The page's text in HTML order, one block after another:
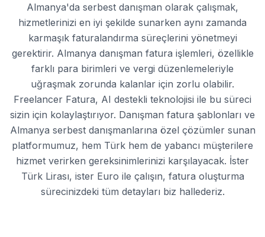
Almanya'da serbest danışman olarak çalışmak,
hizmetlerinizi en iyi şekilde sunarken aynı zamanda
karmaşık faturalandırma süreçlerini yönetmeyi
gerektirir. Almanya danışman fatura işlemleri, özellikle
farklı para birimleri ve vergi düzenlemeleriyle
uğraşmak zorunda kalanlar için zorlu olabilir.
Freelancer Fatura, AI destekli teknolojisi ile bu süreci
sizin için kolaylaştırıyor. Danışman fatura şablonları ve
Almanya serbest danışmanlarına özel çözümler sunan
platformumuz, hem Türk hem de yabancı müşterilere
hizmet verirken gereksinimlerinizi karşılayacak. İster
Türk Lirası, ister Euro ile çalışın, fatura oluşturma
sürecinizdeki tüm detayları biz hallederiz.